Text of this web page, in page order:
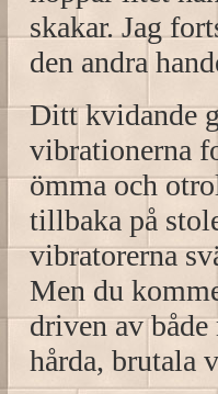
skakar. Jag
den andra
Ditt kvidande
vibrationerna
ömma och
tillbaka på
vibratorerna
Men du
driven av
hårda, brutala